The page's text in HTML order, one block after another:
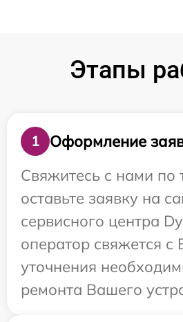
Этапы
1
Оформление
Свяжитесь с нами по
оставьте заявку на
сервисного центра
оператор свяжется с
уточнения
ремонта Вашего